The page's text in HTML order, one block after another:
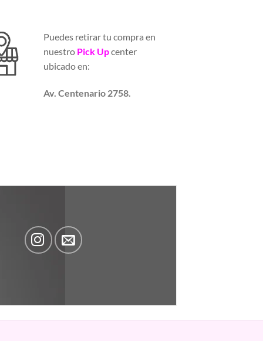
Puedes retirar tu compra en
nuestro Pick Upcenter
ubicado en:
Av. Centenario 2758.